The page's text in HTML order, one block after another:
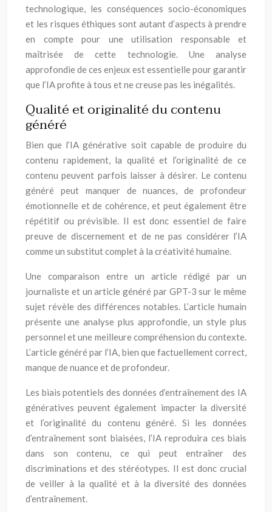
technologique, les conséquences socio-économiques
et les risques éthiques sont autant d’aspects à prendre
en compte pour une utilisation responsable et
maîtrisée de cette technologie. Une analyse
approfondie de ces enjeux est essentielle pour garantir
que l’IA profite à tous et ne creuse pas les inégalités.
Qualité et originalité du contenu
généré
Bien que l’IA générative soit capable de produire du
contenu rapidement, la qualité et l’originalité de ce
contenu peuvent parfois laisser à désirer. Le contenu
généré peut manquer de nuances, de profondeur
émotionnelle et de cohérence, et peut également être
répétitif ou prévisible. Il est donc essentiel de faire
preuve de discernement et de ne pas considérer l’IA
comme un substitut complet à la créativité humaine.
Une comparaison entre un article rédigé par un
journaliste et un article généré par GPT-3 sur le même
sujet révèle des différences notables. L’article humain
présente une analyse plus approfondie, un style plus
personnel et une meilleure compréhension du contexte.
L’article généré par l’IA, bien que factuellement correct,
manque de nuance et de profondeur.
Les biais potentiels des données d’entraînement des IA
génératives peuvent également impacter la diversité
et l’originalité du contenu généré. Si les données
d’entraînement sont biaisées, l’IA reproduira ces biais
dans son contenu, ce qui peut entraîner des
discriminations et des stéréotypes. Il est donc crucial
de veiller à la qualité et à la diversité des données
d’entraînement.